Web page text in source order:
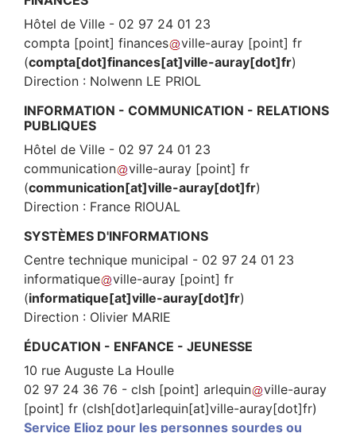
Hôtel de Ville - 02 97 24 01 23
compta [point] finances ville-auray [point] fr
(compta[dot]finances[at]ville-auray[dot]fr)
Direction : Nolwenn LE PRIOL
INFORMATION - COMMUNICATION - RELATIONS
PUBLIQUES
Hôtel de Ville - 02 97 24 01 23
communication
ville-auray [point] fr
(communication[at]ville-auray[dot]fr)
Direction : France RIOUAL
SYSTÈMES D'INFORMATIONS
Centre technique municipal - 02 97 24 01 23
informatique
ville-auray [point] fr
(informatique[at]ville-auray[dot]fr)
Direction : Olivier MARIE
ÉDUCATION - ENFANCE - JEUNESSE
10 rue Auguste La Houlle
02 97 24 36 76 - clsh [point] arlequin
ville-auray
[point] fr (clsh[dot]arlequin[at]ville-auray[dot]fr)
Service Elioz pour les personnes sourdes ou